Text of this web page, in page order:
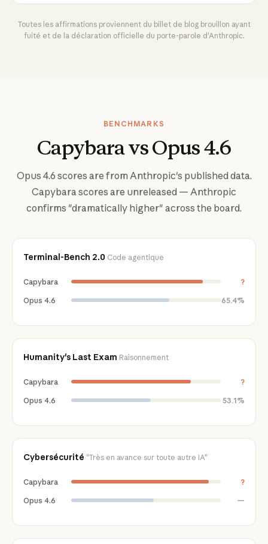
Toutes les affirmations proviennent du billet de blog brouillon ayant
fuité et de la déclaration officielle du porte-parole d'Anthropic.
BENCHMARKS
Capybara vs Opus 4.6
Opus 4.6 scores are from Anthropic's published data.
Capybara scores are unreleased — Anthropic
confirms "dramatically higher" across the board.
Terminal-Bench 2.0 Code agentique
Capybara ?
Opus 4.6 65.4%
Humanity's Last Exam Raisonnement
Capybara ?
Opus 4.6 53.1%
Cybersécurité "Très en avance sur toute autre IA"
Capybara ?
Opus 4.6 —